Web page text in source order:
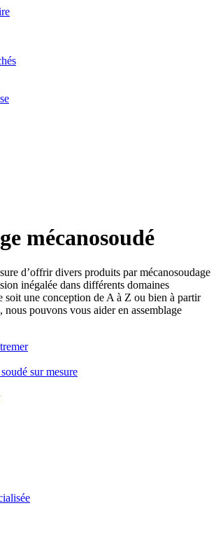
mécanosoudé
d’offrir divers produits par mécanosoudage
inégalée dans différents domaines
soit une conception de A à Z ou bien à partir
pouvons vous aider en assemblage
sur mesure